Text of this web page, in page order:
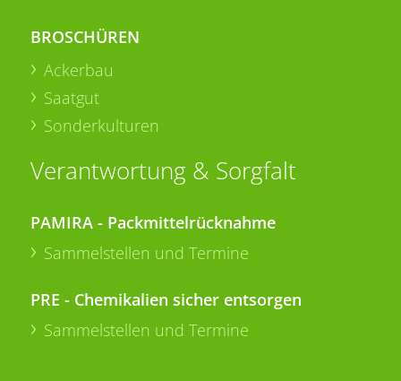
BROSCHÜREN
Ackerbau
Saatgut
Sonderkulturen
Verantwortung & Sorgfalt
PAMIRA - Packmittelrücknahme
Sammelstellen und Termine
PRE - Chemikalien sicher entsorgen
Sammelstellen und Termine